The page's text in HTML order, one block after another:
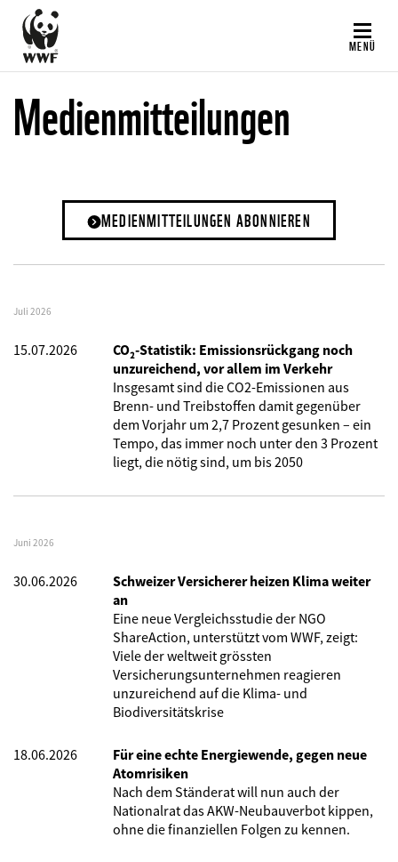
Direkt
zum
Inhalt
MENÜ
Medienmitteilungen
MEDIENMITTEILUNGEN ABONNIEREN
Juli 2026
15.07.2026
CO₂-Statistik: Emissionsrückgang noch
unzureichend, vor allem im Verkehr
Insgesamt sind die CO2-Emissionen aus
Brenn- und Treibstoffen damit gegenüber
dem Vorjahr um 2,7 Prozent gesunken – ein
Tempo, das immer noch unter den 3 Prozent
liegt, die nötig sind, um bis 2050
Juni 2026
30.06.2026
Schweizer Versicherer heizen Klima weiter
an
Eine neue Vergleichsstudie der NGO
ShareAction, unterstützt vom WWF, zeigt:
Viele der weltweit grössten
Versicherungsunternehmen reagieren
unzureichend auf die Klima- und
Biodiversitätskrise
18.06.2026
Für eine echte Energiewende, gegen neue
Atomrisiken
Nach dem Ständerat will nun auch der
Nationalrat das AKW-Neubauverbot kippen,
ohne die finanziellen Folgen zu kennen.